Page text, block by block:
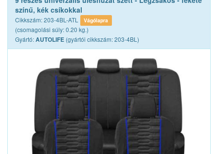
színű, kék csíkokkal
Cikkszám: 203-4BL-ATL Vágólapra
(csomagolási súly: 0.20 kg.)
Gyártó:AUTOLIFE (gyártói cikkszám: 203-4BL)